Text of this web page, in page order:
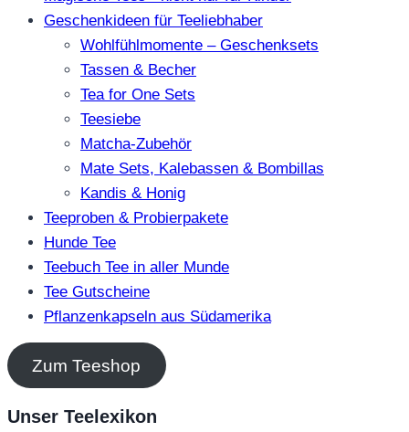
Geschenkideen für Teeliebhaber
Wohlfühlmomente – Geschenksets
Tassen & Becher
Tea for One Sets
Teesiebe
Matcha-Zubehör
Mate Sets, Kalebassen & Bombillas
Kandis & Honig
Teeproben & Probierpakete
Hunde Tee
Teebuch Tee in aller Munde
Tee Gutscheine
Pflanzenkapseln aus Südamerika
Zum Teeshop
Unser Teelexikon